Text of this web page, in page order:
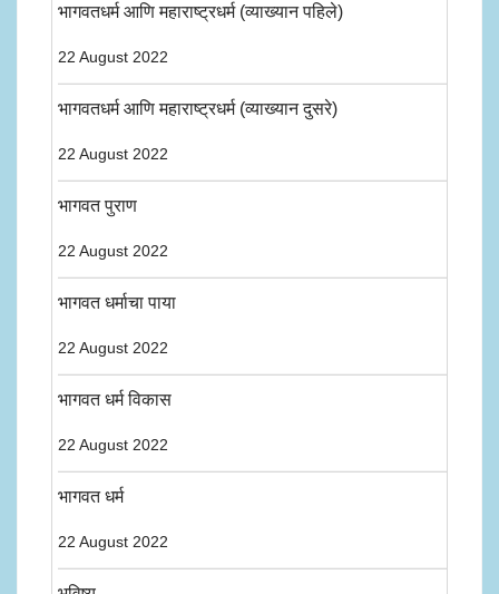
भागवतधर्म आणि महाराष्ट्रधर्म (व्याख्यान पहिले)
22 August 2022
भागवतधर्म आणि महाराष्ट्रधर्म (व्याख्यान दुसरे)
22 August 2022
भागवत पुराण
22 August 2022
भागवत धर्माचा पाया
22 August 2022
भागवत धर्म विकास
22 August 2022
भागवत धर्म
22 August 2022